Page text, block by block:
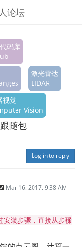
论坛
码库
激光雷达
LIDAR
视觉
Vision
随包
Log in to reply
Mar 16, 2017, 9:38 AM
装步骤，直接从步骤